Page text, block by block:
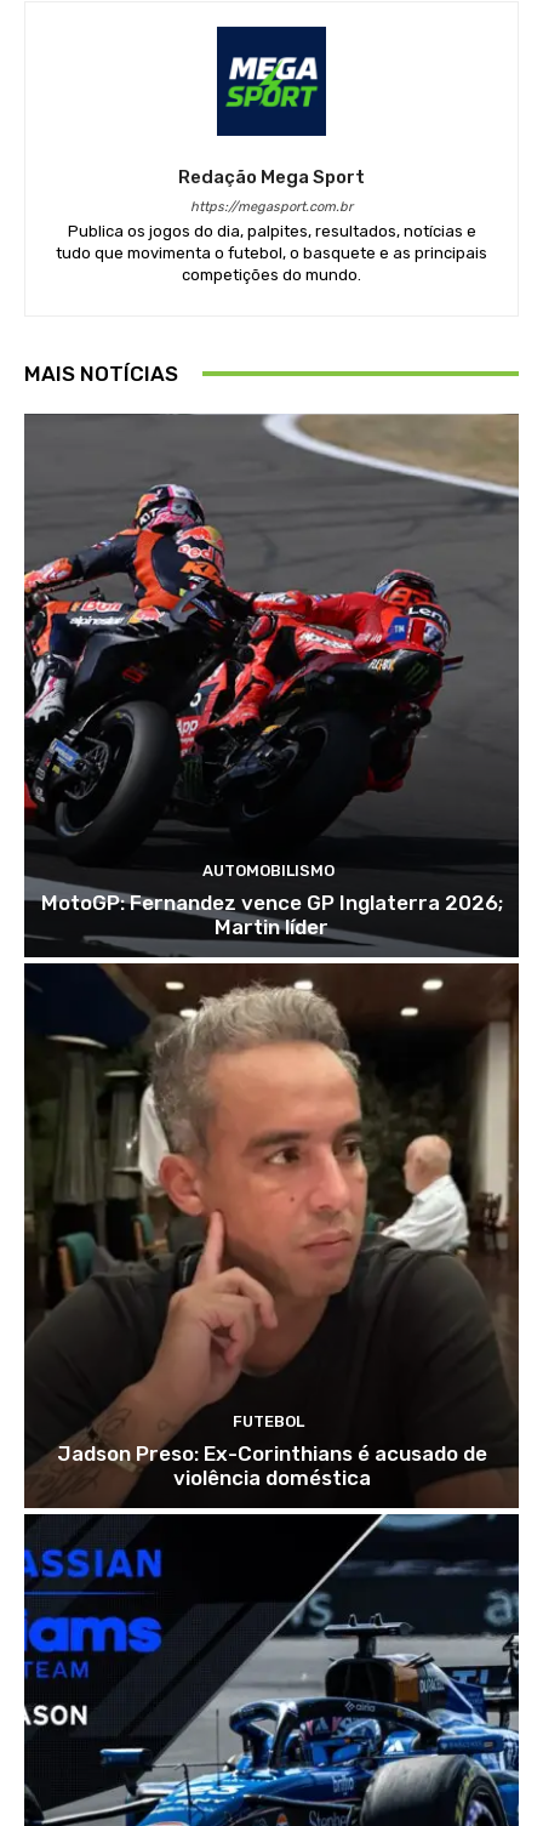
Redação Mega Sport
https://megasport.com.br
Publica os jogos do dia, palpites, resultados, notícias e
tudo que movimenta o futebol, o basquete e as principais
competições do mundo.
MAIS NOTÍCIAS
AUTOMOBILISMO
MotoGP: Fernandez vence GP Inglaterra 2026;
Martin líder
FUTEBOL
Jadson Preso: Ex-Corinthians é acusado de
violência doméstica